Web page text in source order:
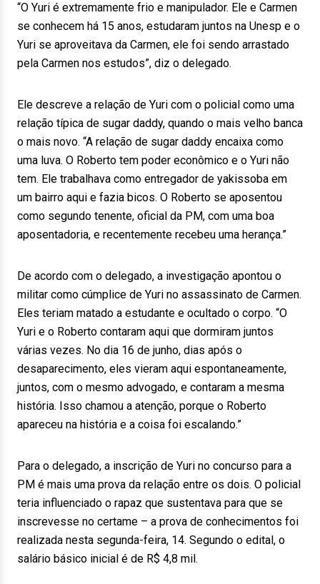
“O Yuri é extremamente frio e manipulador. Ele e Carmen
se conhecem há 15 anos, estudaram juntos na Unesp e o
Yuri se aproveitava da Carmen, ele foi sendo arrastado
pela Carmen nos estudos”, diz o delegado.
Ele descreve a relação de Yuri com o policial como uma
relação típica de sugar daddy, quando o mais velho banca
o mais novo. “A relação de sugar daddy encaixa como
uma luva. O Roberto tem poder econômico e o Yuri não
tem. Ele trabalhava como entregador de yakissoba em
um bairro aqui e fazia bicos. O Roberto se aposentou
como segundo tenente, oficial da PM, com uma boa
aposentadoria, e recentemente recebeu uma herança.”
De acordo com o delegado, a investigação apontou o
militar como cúmplice de Yuri no assassinato de Carmen.
Eles teriam matado a estudante e ocultado o corpo. “O
Yuri e o Roberto contaram aqui que dormiram juntos
várias vezes. No dia 16 de junho, dias após o
desaparecimento, eles vieram aqui espontaneamente,
juntos, com o mesmo advogado, e contaram a mesma
história. Isso chamou a atenção, porque o Roberto
apareceu na história e a coisa foi escalando.”
Para o delegado, a inscrição de Yuri no concurso para a
PM é mais uma prova da relação entre os dois. O policial
teria influenciado o rapaz que sustentava para que se
inscrevesse no certame – a prova de conhecimentos foi
realizada nesta segunda-feira, 14. Segundo o edital, o
salário básico inicial é de R$ 4,8 mil.